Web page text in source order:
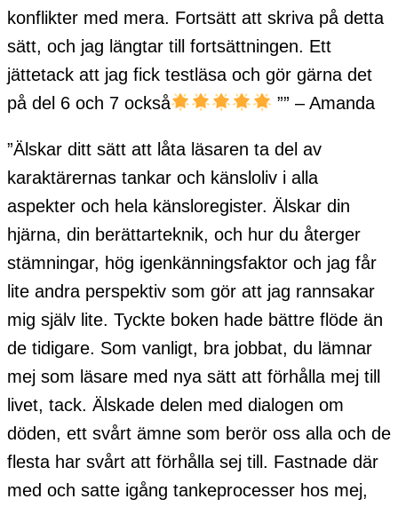
konflikter med mera. Fortsätt att skriva på detta
sätt, och jag längtar till fortsättningen. Ett
jättetack att jag fick testläsa och gör gärna det
på del 6 och 7 också
”” – Amanda
”Älskar ditt sätt att låta läsaren ta del av
karaktärernas tankar och känsloliv i alla
aspekter och hela känsloregister. Älskar din
hjärna, din berättarteknik, och hur du återger
stämningar, hög igenkänningsfaktor och jag får
lite andra perspektiv som gör att jag rannsakar
mig själv lite. Tyckte boken hade bättre flöde än
de tidigare. Som vanligt, bra jobbat, du lämnar
mej som läsare med nya sätt att förhålla mej till
livet, tack. Älskade delen med dialogen om
döden, ett svårt ämne som berör oss alla och de
flesta har svårt att förhålla sej till. Fastnade där
med och satte igång tankeprocesser hos mej,